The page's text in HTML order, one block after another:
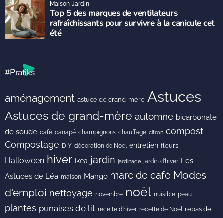
Top 5 des marques de ventilateurs
rafraîchissants pour survivre à la canicule cet
été
Maison-Jardin
#Pratiks
aménagement astuce de grand-mère Astuces
Astuces de grand-mère automne bicarbonate
de soude café canapé champignons chauffage citron compost
Compostage DIY décoration de Noël entretien fleurs
Halloween hiver Ikea jardin jardinage jardin d'hiver Les
Astuces de Léa maison Mango marc de café Modes
d'emploi nettoyage novembre noël nuisible peau
plantes punaises de lit recette d'hiver recette de Noël repas de